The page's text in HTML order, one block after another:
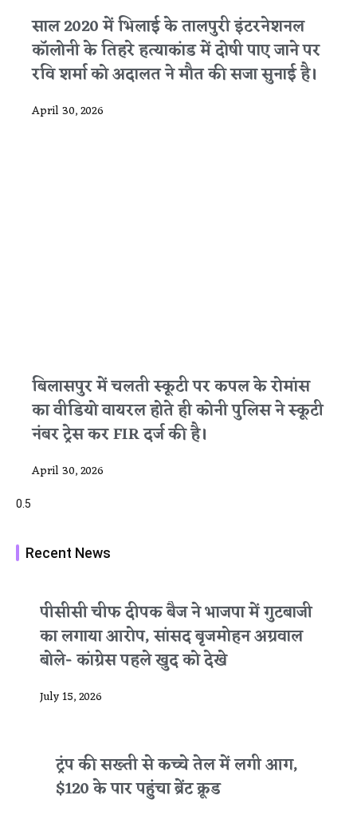
साल 2020 में भिलाई के तालपुरी इंटरनेशनल
कॉलोनी के तिहरे हत्याकांड में दोषी पाए जाने पर
रवि शर्मा को अदालत ने मौत की सजा सुनाई है।
April 30, 2026
बिलासपुर में चलती स्कूटी पर कपल के रोमांस
का वीडियो वायरल होते ही कोनी पुलिस ने स्कूटी
नंबर ट्रेस कर FIR दर्ज की है।
April 30, 2026
Recent News
पीसीसी चीफ दीपक बैज ने भाजपा में गुटबाजी
का लगाया आरोप, सांसद बृजमोहन अग्रवाल
बोले- कांग्रेस पहले खुद को देखे
July 15, 2026
ट्रंप की सख्ती से कच्चे तेल में लगी आग,
$120 के पार पहुंचा ब्रेंट क्रूड